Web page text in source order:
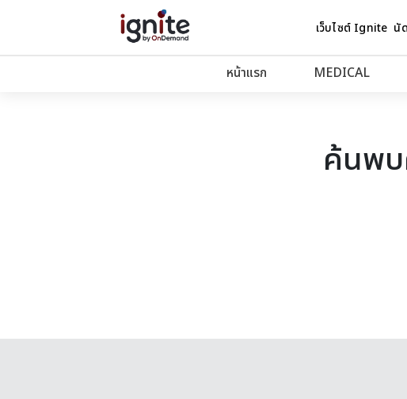
เว็บไซต์ Ignite นั
หน้าแรก MEDICAL
ค้นพ